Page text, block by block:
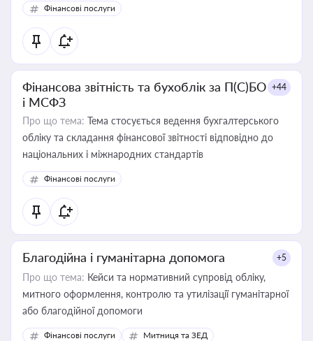
Фінансові послуги
Фінансова звітність та бухоблік за П(С)БО
і МСФЗ
+44
Про що тема: Тема стосується ведення бухгалтерського
обліку та складання фінансової звітності відповідно до
національних і міжнародних стандартів
Фінансові послуги
Благодійна і гуманітарна допомога +5
Про що тема: Кейси та нормативний супровід обліку,
митного оформлення, контролю та утилізації гуманітарної
або благодійної допомоги
Фінансові послуги Митниця та ЗЕД